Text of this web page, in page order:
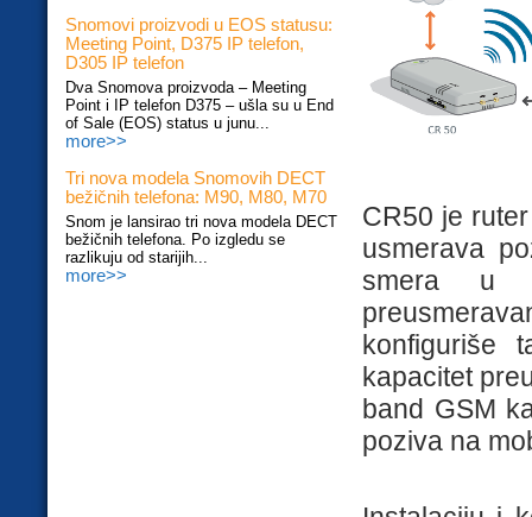
Snomovi proizvodi u EOS statusu:
Meeting Point, D375 IP telefon,
D305 IP telefon
Dva Snomova proizvoda – Meeting
Point i IP telefon D375 – ušla su u End
of Sale (EOS) status u junu...
more>>
Tri nova modela Snomovih DECT
bežičnih telefona: M90, M80, M70
Snom je lansirao tri nova modela DECT
bežičnih telefona. Po izgledu se
razlikuju od starijih...
more>>
CR50 je
usmerava
smera u
konfiguriše
kapacitet
band GSM
poziva na